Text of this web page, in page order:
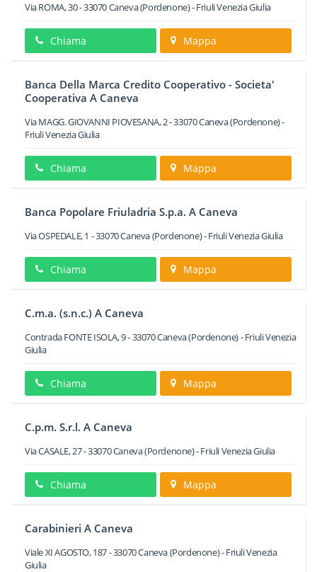
Via ROMA, 30-33070Caneva(Pordenone) -Friuli Venezia Giulia
Chiama Mappa
Banca Della Marca Credito Cooperativo - Societa'
Cooperativa A Caneva
Via MAGG. GIOVANNI PIOVESANA, 2-33070Caneva(Pordenone) -
Friuli Venezia Giulia
Chiama Mappa
Banca Popolare Friuladria S.p.a. A Caneva
Via OSPEDALE, 1 -33070Caneva(Pordenone) -Friuli Venezia Giulia
Chiama Mappa
C.m.a. (s.n.c.) A Caneva
Contrada FONTE ISOLA, 9-33070Caneva(Pordenone) -Friuli Venezia
Giulia
Chiama Mappa
C.p.m. S.r.l. A Caneva
Via CASALE, 27-33070Caneva(Pordenone) -Friuli Venezia Giulia
Chiama Mappa
Carabinieri A Caneva
Viale XI AGOSTO, 187-33070Caneva(Pordenone) -Friuli Venezia
Giulia